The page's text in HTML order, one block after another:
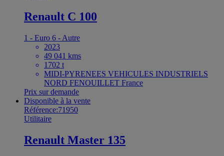
Renault C 100
1 - Euro 6 - Autre
2023
49 041 kms
1702 t
MIDI-PYRENEES VEHICULES INDUSTRIELS
NORD FENOUILLET France
Prix sur demande
Disponible à la vente
Référence:71950
Utilitaire
Renault Master 135